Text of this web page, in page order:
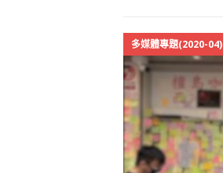
多媒體專題(2020-04)